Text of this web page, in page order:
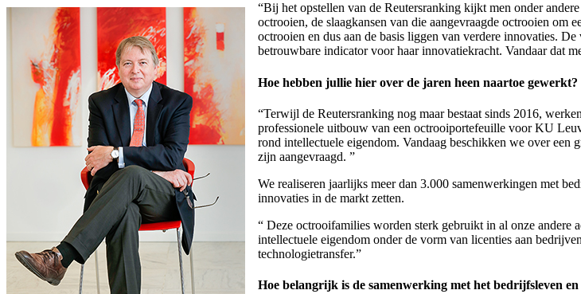
“Bij het opstellen van de Reutersranking kijkt men onder
octrooien, de slaagkansen van die aangevraagde octrooien om
octrooien en dus aan de basis liggen van verdere innovaties.
betrouwbare indicator voor haar innovatiekracht. Vandaar dat
Hoe hebben jullie hier over de jaren heen naartoe gewerkt?
“Terwijl de Reutersranking nog maar bestaat sinds 2016,
professionele uitbouw van een octrooiportefeuille voor KU
rond intellectuele eigendom. Vandaag beschikken we over
zijn aangevraagd. ”
We realiseren jaarlijks meer dan 3.000 samenwerkingen met
innovaties in de markt zetten.
“ Deze octrooifamilies worden sterk gebruikt in al onze
intellectuele eigendom onder de vorm van licenties aan
technologietransfer.”
Hoe belangrijk is de samenwerking met het bedrijfsleven en